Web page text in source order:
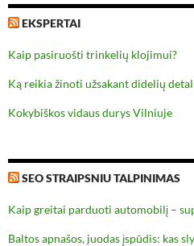
EKSPERTAI
Kaip pasiruošti trinkelių klojimui?
Ką reikia žinoti užsakant didelių
Kokybiškos vidaus durys Vilniuje
SEO STRAIPSNIU TALPINIMAS
Kaip greitai parduoti automobilį –
Baltos apnašos, juodas įspūdis: kas